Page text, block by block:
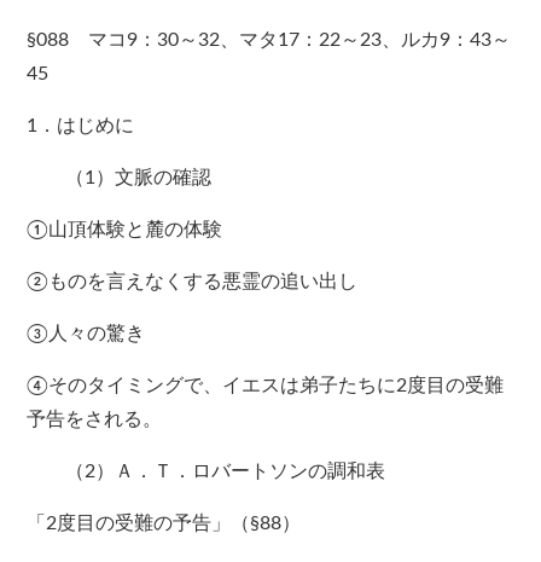
§088 マコ9：30～32、マタ17：22～23、ルカ9：43～
45
1．はじめに
（1）文脈の確認
①山頂体験と麓の体験
②ものを言えなくする悪霊の追い出し
③人々の驚き
④そのタイミングで、イエスは弟子たちに2度目の受難
予告をされる。
（2）Ａ．Ｔ．ロバートソンの調和表
「2度目の受難の予告」（§88）